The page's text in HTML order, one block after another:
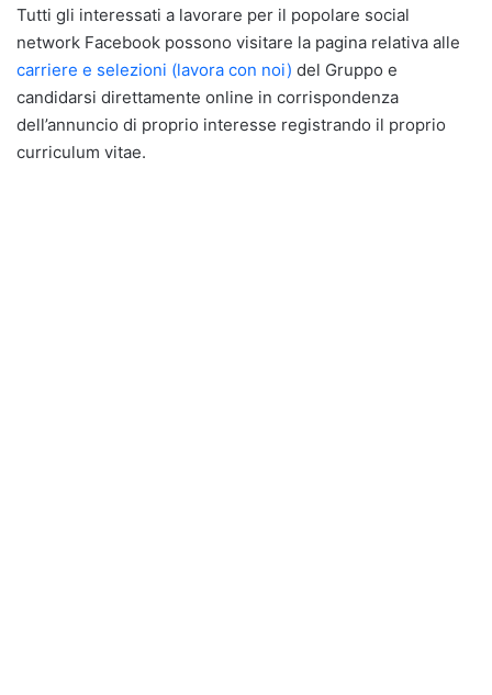
Tutti gli interessati a lavorare per il popolare social
network Facebook possono visitare la pagina relativa alle
carriere e selezioni (lavora con noi) del Gruppo e
candidarsi direttamente online in corrispondenza
dell’annuncio di proprio interesse registrando il proprio
curriculum vitae.